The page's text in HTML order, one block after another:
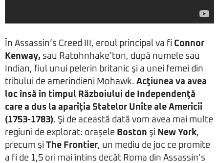
În Assassin’s Creed III, eroul principal va fi Connor
Kenway, sau Ratohnhake’ton, după numele sau
Indian, fiul unui pelerin britanic şi a unei femei din
tribului de amerindieni Mohawk. Acţiunea va avea
loc însă în timpul Războiului de Independenţă
care a dus la apariţia Statelor Unite ale Americii
(1753-1783). Şi de această dată vom avea mai multe
regiuni de explorat: oraşele Boston şi New York,
precum şi The Frontier, un mediu de joc ce promite
a fi de 1,5 ori mai întins decât Roma din Assassin’s